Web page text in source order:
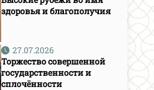
здоровья и благополучия
27.07.2026
Торжество совершенной
государственности и
сплочённости